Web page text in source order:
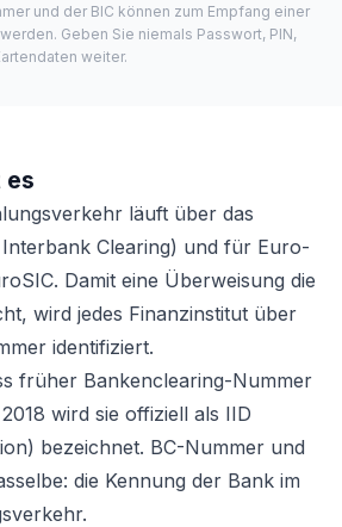
und der BIC können zum Empfang einer
Geben Sie niemals Passwort, PIN,
weiter.
läuft über das
Interbank Clearing) und für Euro-
Damit eine Überweisung die
wird jedes Finanzinstitut über
identifiziert.
früher Bankenclearing-Nummer
wird sie offiziell als IID
bezeichnet. BC-Nummer und
die Kennung der Bank im